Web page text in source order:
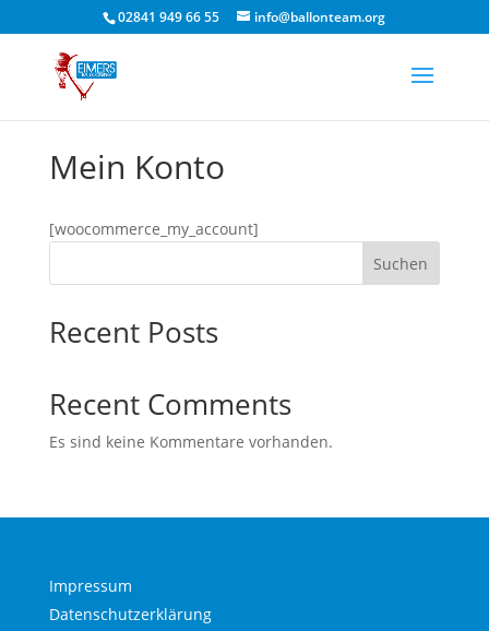
02841 949 66 55 info@ballonteam.org
Mein Konto
[woocommerce_my_account]
Suchen
Recent Posts
Recent Comments
Es sind keine Kommentare vorhanden.
Impressum
Datenschutzerklärung